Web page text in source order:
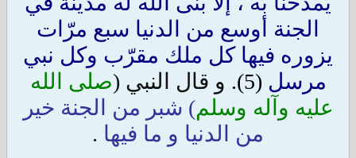
الجنة أوسع من الدنيا سبع مرّات
يزوره فيها كل ملك مقرّب وكل نبي
مرسل (5). و قال النبي (صلى الله
عليه وآله وسلم) شبر من الجنة خير
من الدنيا و ما فيها .